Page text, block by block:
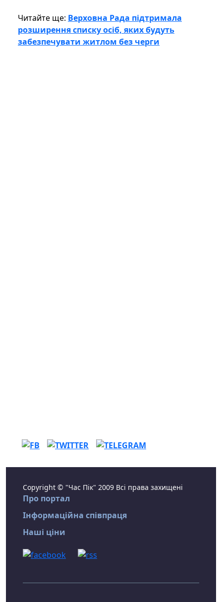
Читайте ще: Верховна Рада підтримала
розширення списку осіб, яких будуть
забезпечувати житлом без черги
Copyright © "Час Пік" 2009 Всі права захищені
Про портал
Інформаційна співпраця
Наші ціни